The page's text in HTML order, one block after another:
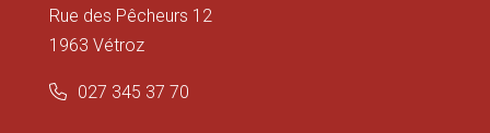
Rue des Pêcheurs 12
1963 Vétroz
027 345 37 70